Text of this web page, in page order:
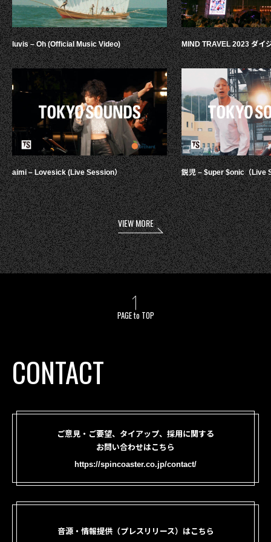
luvis – Oh (Official Music Video)
aimi – Lovesick (Live Session）
MIND TRAVEL 2023 ダイ
鋭児 – $uper $onic（Live
VIEW MORE
PAGE to TOP
CONTACT
ご意見・ご要望、タイアップ、採用に関する
お問い合わせはこちら
https://spincoaster.co.jp/contact/
音源・情報提供（プレスリリース）はこちら